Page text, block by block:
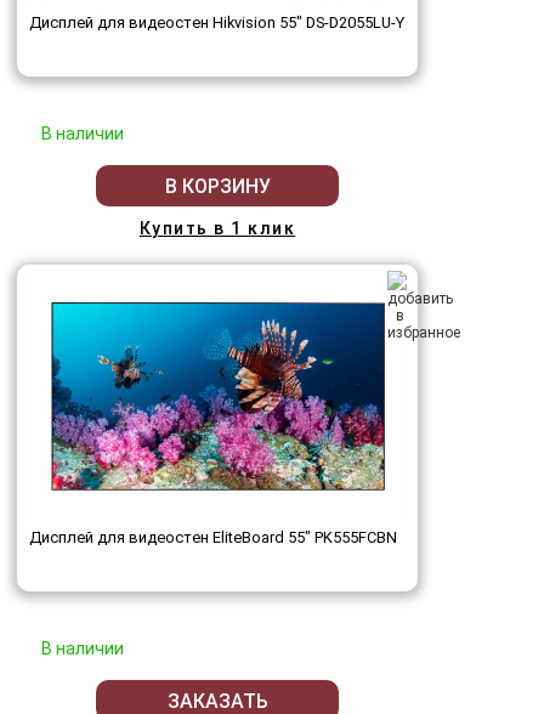
Дисплей для видеостен Hikvision 55" DS-D2055LU-Y
В наличии
В КОРЗИНУ
Купить в 1 клик
Дисплей для видеостен EliteBoard 55" PK555FCBN
В наличии
ЗАКАЗАТЬ